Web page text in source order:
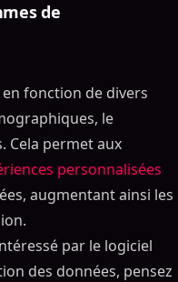
de
fonction de divers
le
Cela permet aux
personnalisées
augmentant ainsi les
par le logiciel
des données, pensez